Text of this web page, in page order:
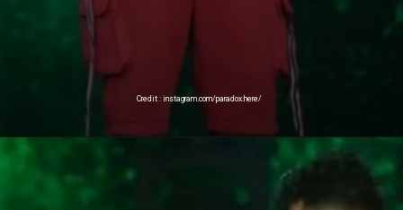
Credit : instagram.com/paradox.here/